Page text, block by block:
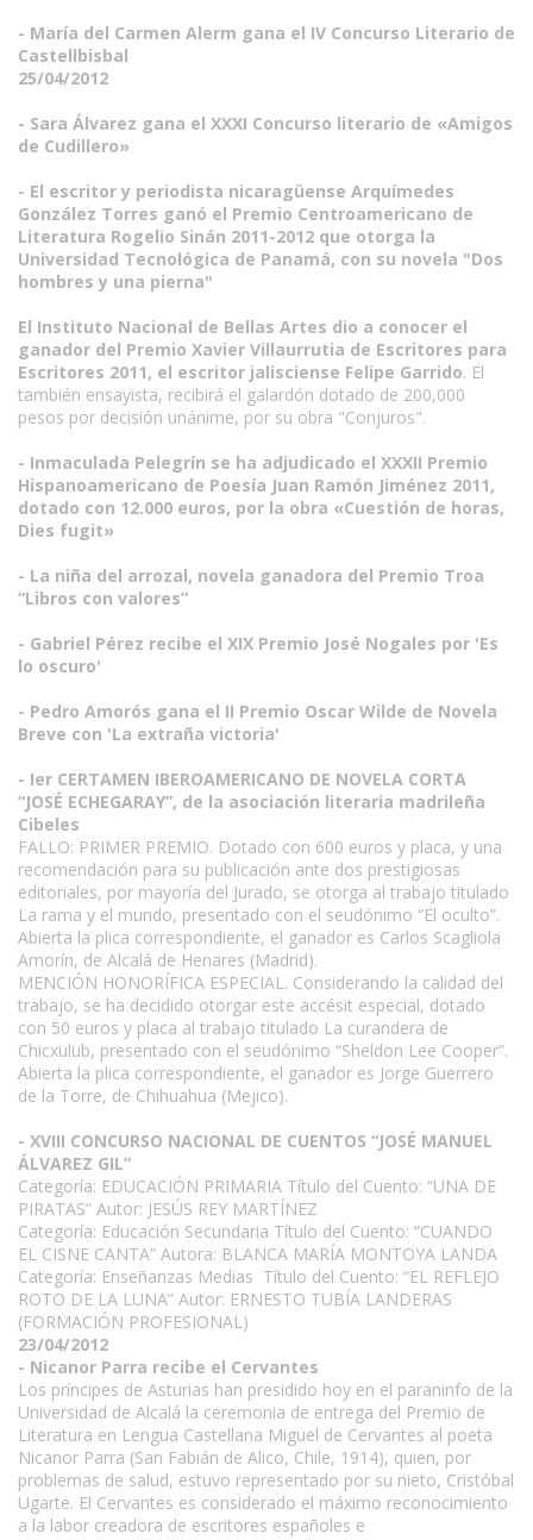
- María del Carmen Alerm gana el IV Concurso Literario de
Castellbisbal
25/04/2012
- Sara Álvarez gana el XXXI Concurso literario de «Amigos
de Cudillero»
- El escritor y periodista nicaragüense Arquímedes
González Torres ganó el Premio Centroamericano de
Literatura Rogelio Sinán 2011-2012 que otorga la
Universidad Tecnológica de Panamá, con su novela "Dos
hombres y una pierna"
El Instituto Nacional de Bellas Artes dio a conocer el
ganador del Premio Xavier Villaurrutia de Escritores para
Escritores 2011, el escritor jalisciense Felipe Garrido. El
también ensayista, recibirá el galardón dotado de 200,000
pesos por decisión unánime, por su obra "Conjuros".
- Inmaculada Pelegrín se ha adjudicado el XXXII Premio
Hispanoamericano de Poesía Juan Ramón Jiménez 2011,
dotado con 12.000 euros, por la obra «Cuestión de horas,
Dies fugit»
- La niña del arrozal, novela ganadora del Premio Troa
“Libros con valores”
- Gabriel Pérez recibe el XIX Premio José Nogales por 'Es
lo oscuro'
- Pedro Amorós gana el II Premio Oscar Wilde de Novela
Breve con 'La extraña victoria'
- Ier CERTAMEN IBEROAMERICANO DE NOVELA CORTA
“JOSÉ ECHEGARAY”, de la asociación literaria madrileña
Cibeles
FALLO: PRIMER PREMIO. Dotado con 600 euros y placa, y una
recomendación para su publicación ante dos prestigiosas
editoriales, por mayoría del Jurado, se otorga al trabajo titulado
La rama y el mundo, presentado con el seudónimo “El oculto”.
Abierta la plica correspondiente, el ganador es Carlos Scagliola
Amorín, de Alcalá de Henares (Madrid).
MENCIÓN HONORÍFICA ESPECIAL. Considerando la calidad del
trabajo, se ha decidido otorgar este accésit especial, dotado
con 50 euros y placa al trabajo titulado La curandera de
Chicxulub, presentado con el seudónimo “Sheldon Lee Cooper”.
Abierta la plica correspondiente, el ganador es Jorge Guerrero
de la Torre, de Chihuahua (Mejico).
- XVIII CONCURSO NACIONAL DE CUENTOS “JOSÉ MANUEL
ÁLVAREZ GIL”
Categoría: EDUCACIÓN PRIMARIA Título del Cuento: “UNA DE
PIRATAS” Autor: JESÚS REY MARTÍNEZ
Categoría: Educación Secundaria Título del Cuento: “CUANDO
EL CISNE CANTA” Autora: BLANCA MARÍA MONTOYA LANDA
Categoría: Enseñanzas Medias Título del Cuento: “EL REFLEJO
ROTO DE LA LUNA” Autor: ERNESTO TUBÍA LANDERAS
(FORMACIÓN PROFESIONAL)
23/04/2012
- Nicanor Parra recibe el Cervantes
Los príncipes de Asturias han presidido hoy en el paraninfo de la
Universidad de Alcalá la ceremonia de entrega del Premio de
Literatura en Lengua Castellana Miguel de Cervantes al poeta
Nicanor Parra (San Fabián de Alico, Chile, 1914), quien, por
problemas de salud, estuvo representado por su nieto, Cristóbal
Ugarte. El Cervantes es considerado el máximo reconocimiento
a la labor creadora de escritores españoles e